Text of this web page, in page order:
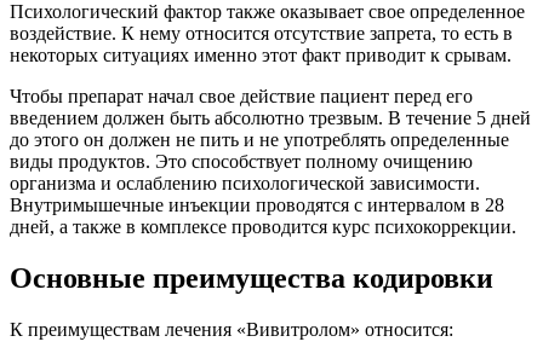
Психологический фактор также оказывает свое определенное
воздействие. К нему относится отсутствие запрета, то есть в
некоторых ситуациях именно этот факт приводит к срывам.
Чтобы препарат начал свое действие пациент перед его
введением должен быть абсолютно трезвым. В течение 5 дней
до этого он должен не пить и не употреблять определенные
виды продуктов. Это способствует полному очищению
организма и ослаблению психологической зависимости.
Внутримышечные инъекции проводятся с интервалом в 28
дней, а также в комплексе проводится курс психокоррекции.
Основные преимущества кодировки
К преимуществам лечения «Вивитролом» относится: